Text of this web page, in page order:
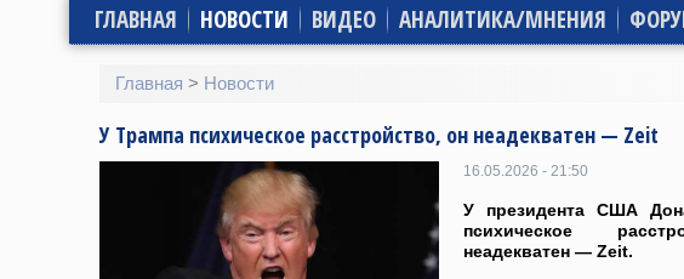
ГЛАВНАЯ НОВОСТИ ВИДЕО АНАЛИТИКА/МНЕНИЯ
Главная > Новости
У Трампа психическое расстройство, он неадекватен — Zeit
16.05.2026 - 21:50
У президента США
психическое
неадекватен — Zeit.